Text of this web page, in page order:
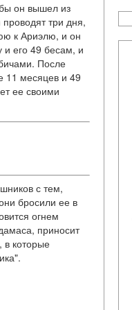
он вышел из
три дня,
к Ариэлю, и он
и его 49 бесам, и
После
11 месяцев и 49
ее своими
с тем,
бросили ее в
огнем
приносит
в которые